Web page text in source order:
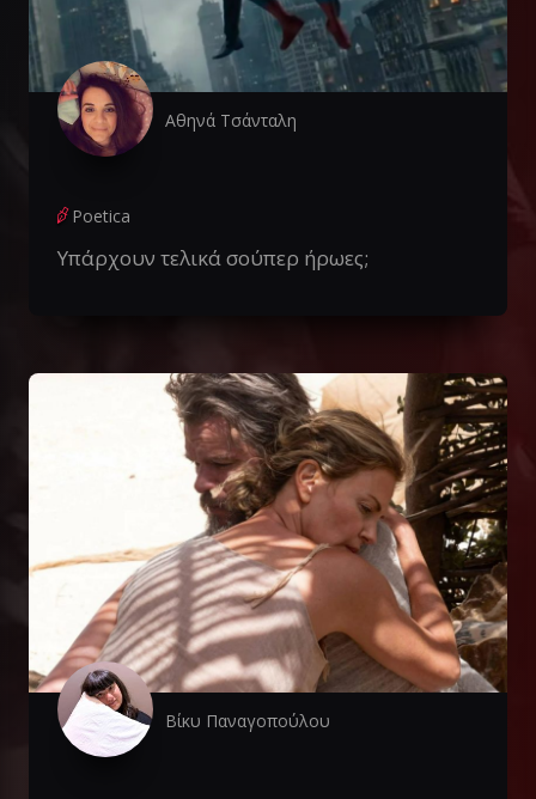
Αθηνά Τσάνταλη
Poetica
Υπάρχουν τελικά σούπερ ήρωες;
Βίκυ Παναγοπούλου